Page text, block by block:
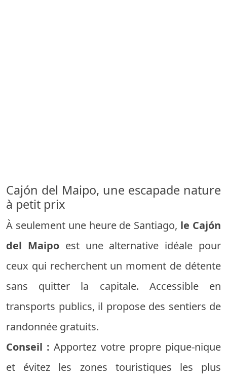
Cajón del Maipo, une escapade nature
à petit prix
À seulement une heure de Santiago, le Cajón
del Maipoest une alternative idéale pour
ceux qui recherchent un moment de détente
sans quitter la capitale. Accessible en
transports publics, il propose des sentiers de
randonnée gratuits.
Conseil : Apportez votre propre pique-nique
et évitez les zones touristiques les plus